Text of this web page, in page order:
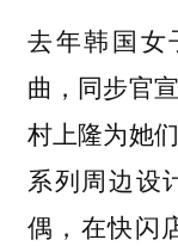
去年韩国女
曲，同步官
村上隆为她
系列周边设
偶，在快闪